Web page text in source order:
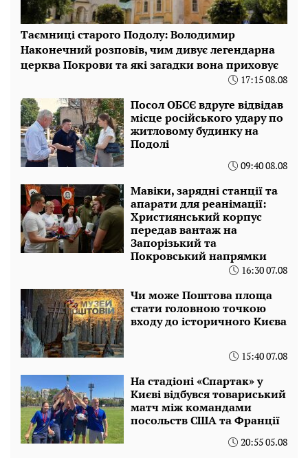
Таємниці старого Подолу: Володимир
Наконечний розповів, чим дивує легендарна
церква Покрови та які загадки вона приховує
17:15 08.08
Посол ОБСЄ вдруге відвідав
місце російського удару по
житловому будинку на
Подолі
09:40 08.08
Мавіки, зарядні станції та
апарати для реанімації:
Християнський корпус
передав вантаж на
Запорізький та
Покровський напрямки
16:30 07.08
Чи може Поштова площа
стати головною точкою
входу до історичного Києва
15:40 07.08
На стадіоні «Спартак» у
Києві відбувся товариський
матч між командами
посольств США та Франції
20:55 05.08